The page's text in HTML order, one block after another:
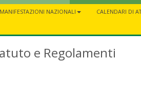
MANIFESTAZIONI NAZIONALI CALENDARI DI
e Regolamenti